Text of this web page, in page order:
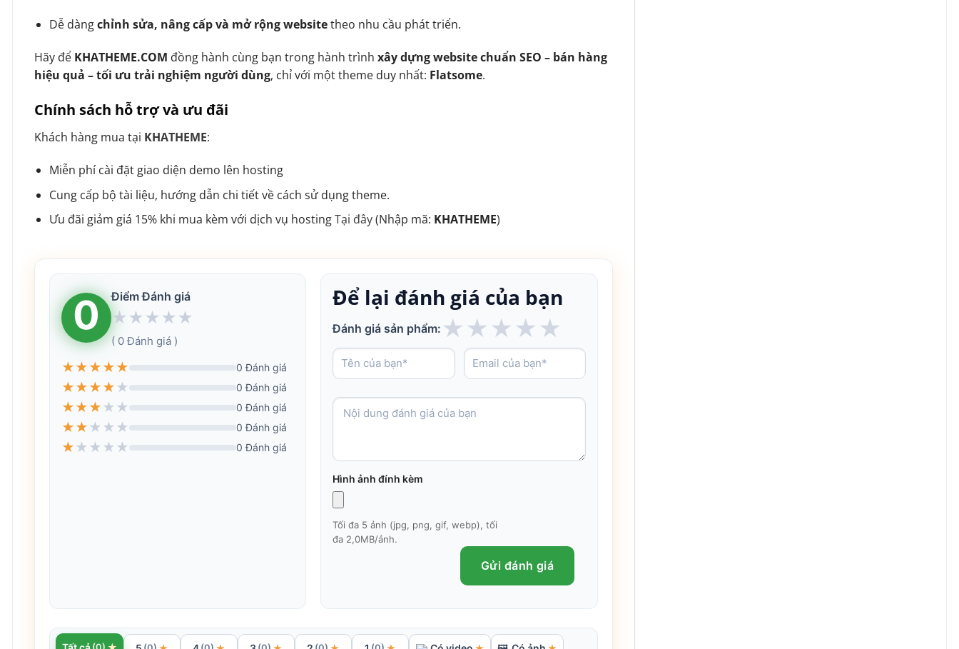
Dễ dàngchỉnh sửa, nâng cấp và mở rộng websitetheo nhu cầu phát triển.
Hãy để KHATHEME.COM đồng hành cùng bạn trong hành trình xây dựng website chuẩn SEO – bán hàng
hiệu quả – tối ưu trải nghiệm người dùng, chỉ với một theme duy nhất: Flatsome.
Chính sách hỗ trợ và ưu đãi
Khách hàng mua tại KHATHEME:
Miễn phí cài đặt giao diện demo lên hosting
Cung cấp bộ tài liệu, hướng dẫn chi tiết về cách sử dụng theme.
Ưu đãi giảm giá 15% khi mua kèm với dịch vụ hostingTại đây(Nhập mã: KHATHEME)
0 Điểm Đánh giá
★ ★ ★ ★ ★
( 0 Đánh giá )
★★★★★ 0 Đánh giá
★★★★★ 0 Đánh giá
★★★★ ★ 0 Đánh giá
★★★ ★ ★ 0 Đánh giá
★★ ★ ★ ★ 0 Đánh giá
Để lại đánh giá của bạn
Đánh giá sản phẩm: ★ ★ ★ ★ ★
Hình ảnh đính kèm
Tối đa 5 ảnh (jpg, png, gif, webp), tối
đa 2,0MB/ảnh.
Gửi đánh giá